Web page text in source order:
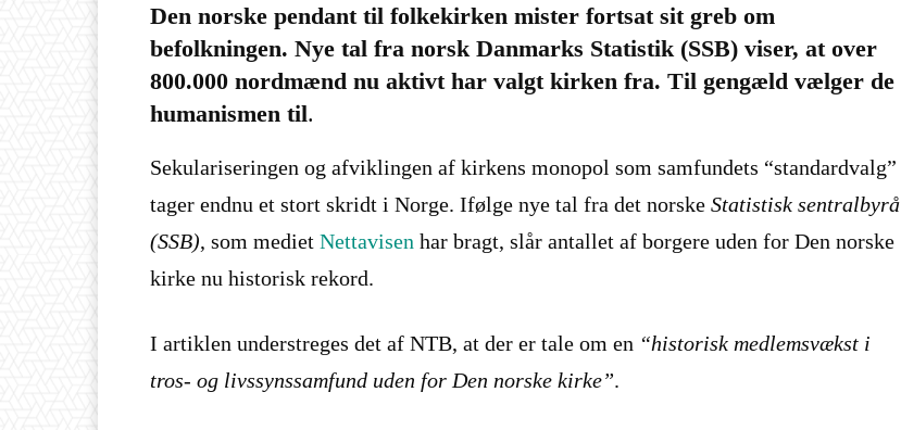
Den norske pendant til folkekirken mister fortsat sit greb om
befolkningen. Nye tal fra norsk Danmarks Statistik (SSB) viser, at over
800.000 nordmænd nu aktivt har valgt kirken fra. Til gengæld vælger de
humanismen til.
Sekulariseringen og afviklingen af kirkens monopol som samfundets “standardvalg”
tager endnu et stort skridt i Norge. Ifølge nye tal fra det norske Statistisk sentralbyrå
(SSB), som mediet Nettavisen har bragt, slår antallet af borgere uden for Den norske
kirke nu historisk rekord.
I artiklen understreges det af NTB, at der er tale om en “historisk medlemsvækst i
tros- og livssynssamfund uden for Den norske kirke”.